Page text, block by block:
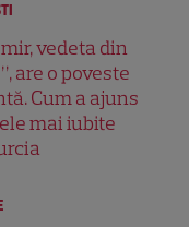
vedeta din
are o poveste
Cum a ajuns
mai iubite